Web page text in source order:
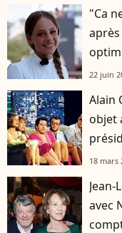
"Ca
22 juin
Alain
objet
18 mars
avec